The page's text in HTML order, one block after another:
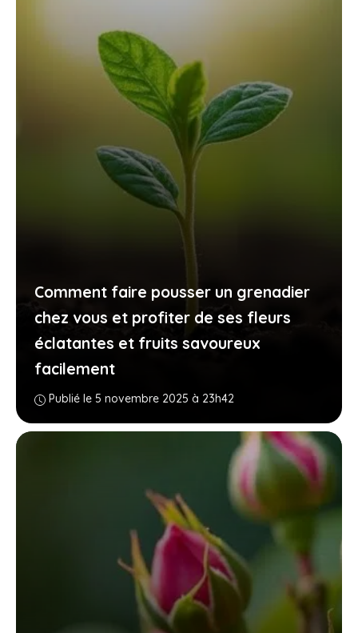
Comment faire pousser un grenadier
chez vous et profiter de ses fleurs
éclatantes et fruits savoureux
facilement
Publié le 5 novembre 2025 à 23h42